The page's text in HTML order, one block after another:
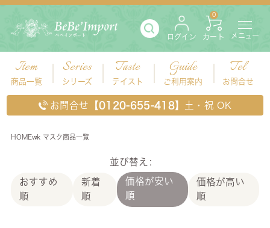
ログイン カート
0
メニュー
Item
商品一覧
Series
シリーズ
Taste
テイスト
Guide
ご利用案内
Tel
お問合せ
お問合せ 【0120-655-418】 土・祝 OK
HOMEwk マスク商品一覧
並び替え
おすすめ
順
新着
順
価格が安い
順
価格が高い
順